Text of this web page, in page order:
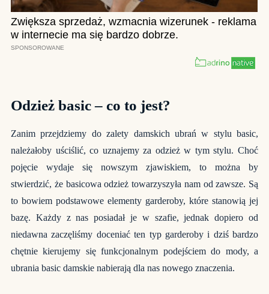
Odzież basic – co to jest?
Zanim przejdziemy do zalety damskich ubrań w stylu basic,
należałoby uściślić, co uznajemy za odzież w tym stylu. Choć
pojęcie wydaje się nowszym zjawiskiem, to można by
stwierdzić, że basicowa odzież towarzyszyła nam od zawsze. Są
to bowiem podstawowe elementy garderoby, które stanowią jej
bazę. Każdy z nas posiadał je w szafie, jednak dopiero od
niedawna zaczęliśmy doceniać ten typ garderoby i dziś bardzo
chętnie kierujemy się funkcjonalnym podejściem do mody, a
ubrania basic damskie nabierają dla nas nowego znaczenia.